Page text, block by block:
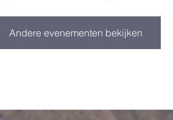
Andere evenementen bekijken